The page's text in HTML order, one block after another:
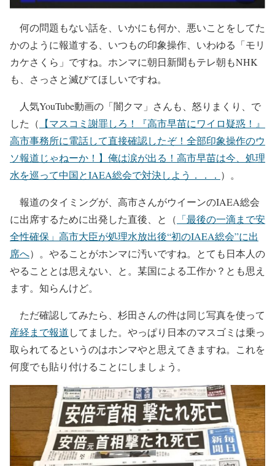
何の問題もない話を、いかにも何か、悪いことをしてた
かのように報道する、いつもの印象操作、いわゆる「モリ
カケさくら」ですね。ホンマに朝日新聞もテレ朝もNHK
も、さっさと滅びてほしいですね。
人気YouTube動画の「闇クマ」さんも、怒りまくり、で
した（ 【マスコミ謝罪しろ！『高市早苗にワイロ疑惑！』
高市事務所に電話して直接確認したぞ！全部印象操作のウ
ソ報道じゃねーか！】俺は涙が出る！高市早苗は今、処理
水を巡って中国とIAEA総会で対決しよう．．． ）。
報道のタイミングが、高市さんがウイーンのIAEA総会
に出席するために出発した直後、と（ 「最後の一滴まで安
全性確保」高市大臣が処理水放出後“初のIAEA総会”に出
席へ）。やることがホンマに汚いですね。とても日本人の
やることとは思えない、と。某国による工作か？とも思え
ます。知らんけど。
ただ確認してみたら、杉田さんの件は同じ写真を使って
産経まで報道してました。やっぱり日本のマスゴミは乗っ
取られてるというのはホンマやと思えてきますね。これを
何度でも貼り付けることにしましょう。